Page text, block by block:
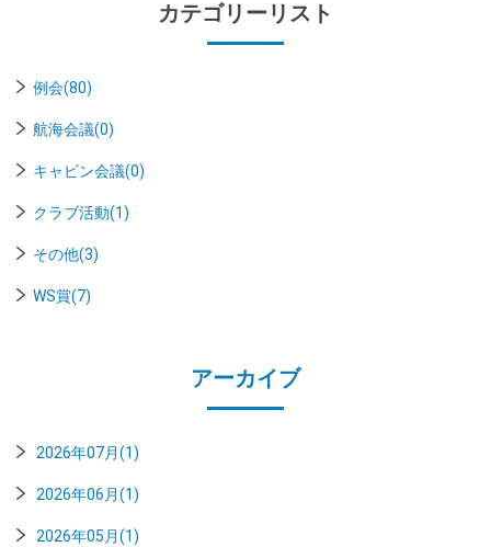
カテゴリーリスト
例会(80)
航海会議(0)
キャビン会議(0)
クラブ活動(1)
その他(3)
WS賞(7)
アーカイブ
2026年07月(1)
2026年06月(1)
2026年05月(1)